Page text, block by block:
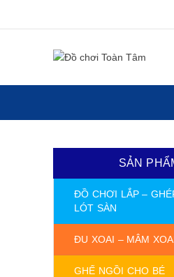
SẢN
ĐỒ CHƠI LẮP –
LÓT SÀN
ĐU XOAI – MÂM
GHẾ NGỒI CHO BÉ